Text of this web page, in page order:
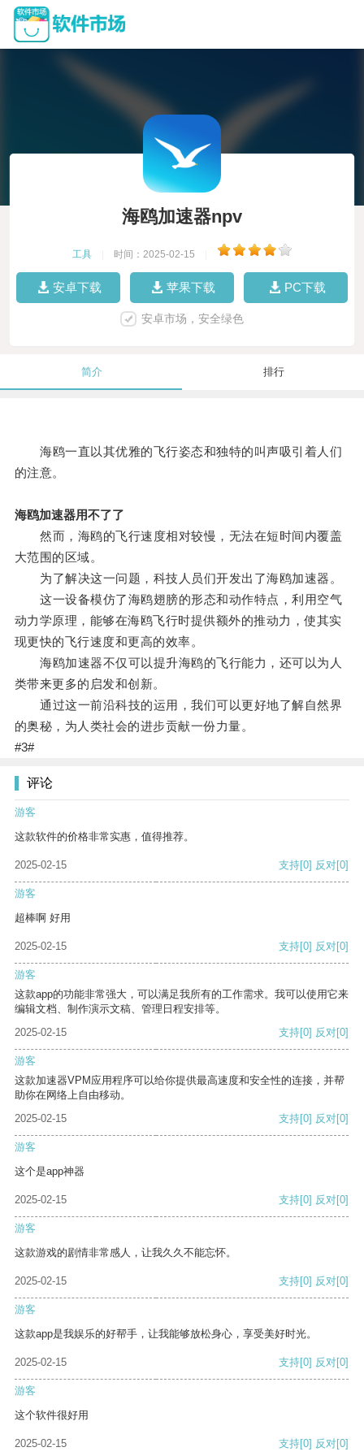
海鸥加速器npv
工具 时间：2025-02-15
安卓下载 苹果下载 PC下载
安卓市场，安全绿色
简介 排行
海鸥一直以其优雅的飞行姿态和独特的叫声吸引着人们
的注意。
海鸥加速器用不了了
然而，海鸥的飞行速度相对较慢，无法在短时间内覆盖
大范围的区域。
为了解决这一问题，科技人员们开发出了海鸥加速器。
这一设备模仿了海鸥翅膀的形态和动作特点，利用空气
动力学原理，能够在海鸥飞行时提供额外的推动力，使其实
现更快的飞行速度和更高的效率。
海鸥加速器不仅可以提升海鸥的飞行能力，还可以为人
类带来更多的启发和创新。
通过这一前沿科技的运用，我们可以更好地了解自然界
的奥秘，为人类社会的进步贡献一份力量。
#3#
评论
游客
这款软件的价格非常实惠，值得推荐。
2025-02-15 支持[0] 反对[0]
游客
超棒啊 好用
2025-02-15 支持[0] 反对[0]
游客
这款app的功能非常强大，可以满足我所有的工作需求。我可以使用它来
编辑文档、制作演示文稿、管理日程安排等。
2025-02-15
支持[0] 反对[0]
游客
这款加速器VPM应用程序可以给你提供最高速度和安全性的连接，并帮
助你在网络上自由移动。
2025-02-15
支持[0] 反对[0]
游客
这个是app神器
2025-02-15 支持[0] 反对[0]
游客
这款游戏的剧情非常感人，让我久久不能忘怀。
2025-02-15 支持[0] 反对[0]
游客
这款app是我娱乐的好帮手，让我能够放松身心，享受美好时光。
2025-02-15 支持[0] 反对[0]
游客
这个软件很好用
2025-02-15 支持[0] 反对[0]